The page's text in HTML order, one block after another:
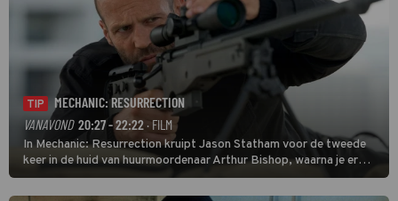
TIP
MECHANIC: RESURRECTION
VANAVOND 20:27 - 22:22· FILM
In Mechanic: Resurrection kruipt Jason Statham voor de tweede
keer in de huid van huurmoordenaar Arthur Bishop, waarna je er
donder op kunt zeggen dat er van Bishops geplande pensioen niet
veel terechtkomt.